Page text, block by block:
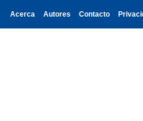
Acerca Autores Contacto